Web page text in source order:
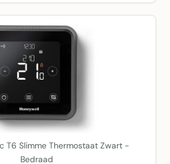
T6 Slimme Thermostaat Zwart -
Bedraad